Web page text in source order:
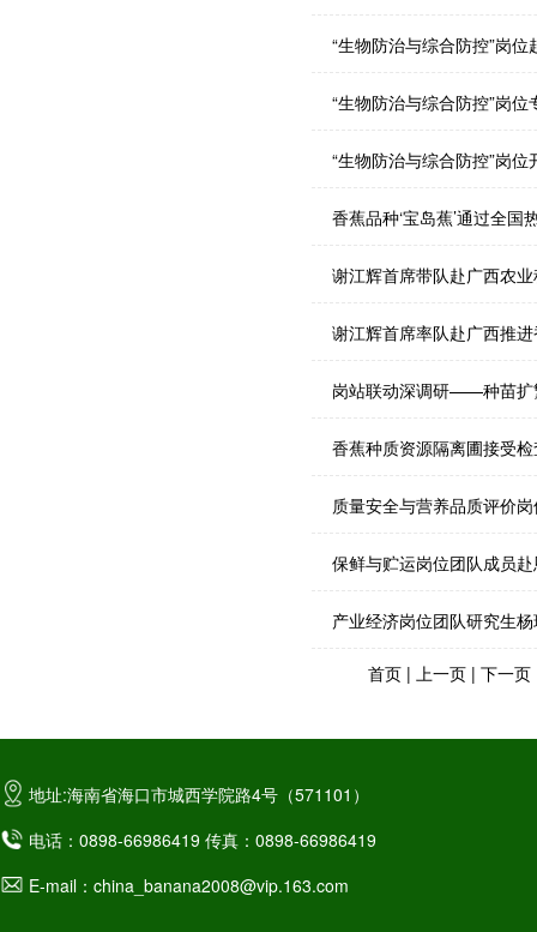
“生物防治与综合防控”岗
“生物防治与综合防控”岗
“生物防治与综合防控”岗位
香蕉品种‘宝岛蕉’通过全
谢江辉首席带队赴广西农
谢江辉首席率队赴广西推
岗站联动深调研——种苗扩
香蕉种质资源隔离圃接受
质量安全与营养品质评价
保鲜与贮运岗位团队成员
产业经济岗位团队研究生
首页| 上一页| 下一页
地址:海南省海口市城西学院路4号（571101）
电话：0898-66986419 传真：0898-66986419
E-mail：china_banana2008@vip.163.com